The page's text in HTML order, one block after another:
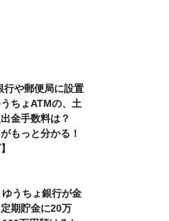
行や郵便局に設置
ちょATMの、土
金手数料は？
もっと分かる！
ゆうちょ銀行が金
期貯金に20万